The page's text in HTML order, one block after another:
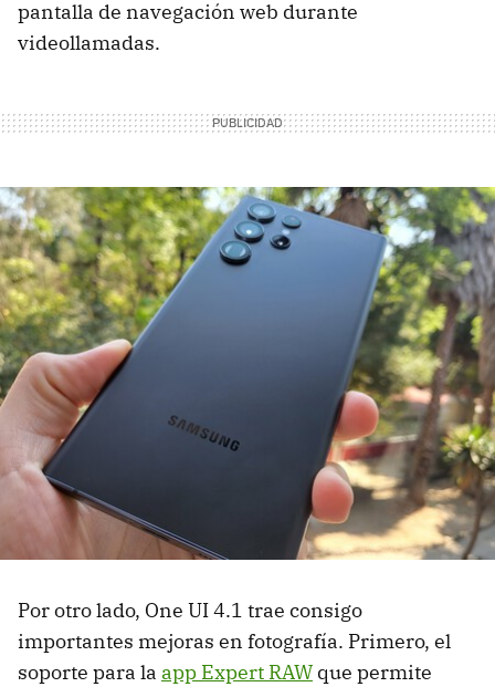
pantalla de navegación web durante
videollamadas.
Por otro lado, One UI 4.1 trae consigo
importantes mejoras en fotografía. Primero, el
soporte para la app Expert RAW que permite